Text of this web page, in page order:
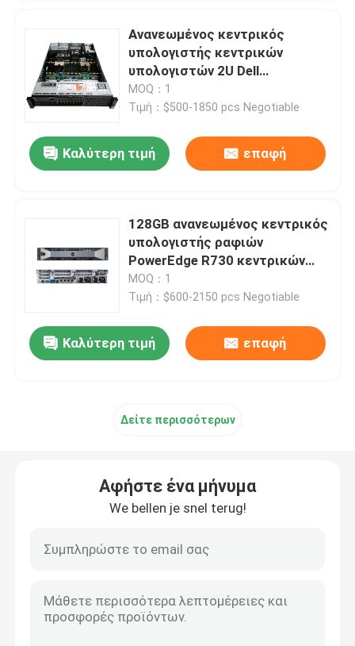
Σπίτι
Ανανεωμένος κεντρικός
υπολογιστής κεντρικών
υπολογιστών 2U Dell
Poweredge R720 αποθήκευσης
της Intel Xeon E5-2620
MOQ：1
Τιμή：$500-1850 pcs Negotiable
Καλύτερη τιμή επαφή
128GB ανανεωμένος κεντρικός
υπολογιστής ραφιών
PowerEdge R730 κεντρικών
υπολογιστών αποθήκευσης
RAM 16TB SAS HDD
MOQ：1
Τιμή：$600-2150 pcs Negotiable
Καλύτερη τιμή επαφή
Δείτε περισσότερων
Αφήστε ένα μήνυμα
We bellen je snel terug!